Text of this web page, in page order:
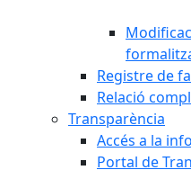
Registre de
Relació
Transparència
Accés a la
Portal de